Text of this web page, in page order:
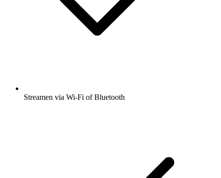
Streamen via Wi-Fi of Bluetooth